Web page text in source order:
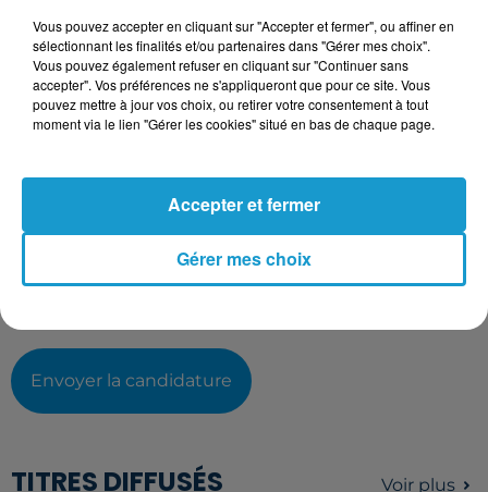
L'upload de fichier est limité à 2Mo pour les images et PDF et 5Mo
pour les audios.
L'upload de fichier est limité à 2Mo pour les images et PDF et 5Mo
pour les audios.
Envoyer la candidature
TITRES DIFFUSÉS Voir plus
Vous pouvez accepter en cliquant sur "Accepter et fermer", ou affiner en
sélectionnant les finalités et/ou partenaires dans "Gérer mes choix".
Vous pouvez également refuser en cliquant sur "Continuer sans
accepter". Vos préférences ne s'appliqueront que pour ce site. Vous
pouvez mettre à jour vos choix, ou retirer votre consentement à tout
moment via le lien "Gérer les cookies" situé en bas de chaque page.
Gérer mes choix
Accepter et fermer